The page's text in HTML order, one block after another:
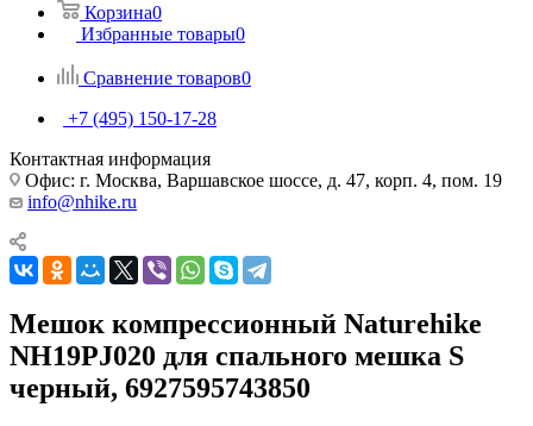
Корзина0
Избранные товары0
Сравнение товаров0
+7 (495) 150-17-28
Контактная информация
Офис: г. Москва, Варшавское шоссе, д. 47, корп. 4, пом. 19
info@nhike.ru
Мешок компрессионный Naturehike
NH19PJ020 для спального мешка S
черный, 6927595743850